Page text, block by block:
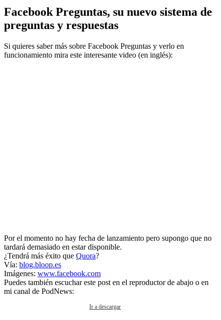
Facebook Preguntas, su nuevo sistema de
preguntas y respuestas
Si quieres saber más sobre Facebook Preguntas y verlo en
funcionamiento mira este interesante video (en inglés):
Por el momento no hay fecha de lanzamiento pero supongo que no
tardará demasiado en estar disponible.
¿Tendrá más éxito que Quora?
Vía: blog.bloop.es
Imágenes: www.facebook.com
Puedes también escuchar este post en el reproductor de abajo o en
mi canal de PodNews:
Ir a descargar